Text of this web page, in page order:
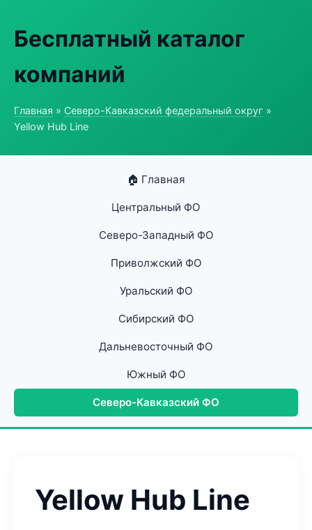
Бесплатный каталог
компаний
Главная » Северо-Кавказский федеральный округ »
Yellow Hub Line
🏠 Главная
Центральный ФО
Северо-Западный ФО
Приволжский ФО
Уральский ФО
Сибирский ФО
Дальневосточный ФО
Южный ФО
Северо-Кавказский ФО
Yellow Hub Line